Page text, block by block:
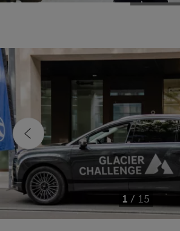
1 / 15